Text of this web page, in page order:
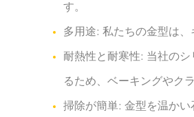
す。
多用途: 私たちの金型は
耐熱性と耐寒性: 当社の
るため、ベーキングやク
掃除が簡単: 金型を温かい